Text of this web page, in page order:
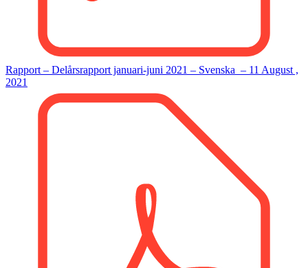
Rapport – Delårsrapport januari-juni 2021 – Svenska – 11 August ,
2021